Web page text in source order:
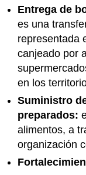
Entrega de
es una
representada
canjeado por
en los
Suministro
preparados:
alimentos, a
organización